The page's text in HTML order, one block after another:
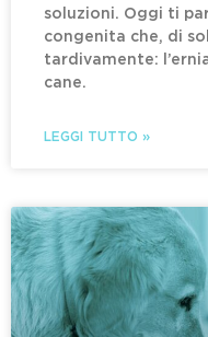
soluzioni. Oggi ti
congenita che, di
tardivamente:
cane.
LEGGI TUTTO »